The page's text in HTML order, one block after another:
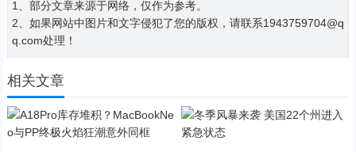
1、部分文章来源于网络，仅作为参考。
2、如果网站中图片和文字侵犯了您的版权，请联系1943759704@q
q.com处理！
相关文章